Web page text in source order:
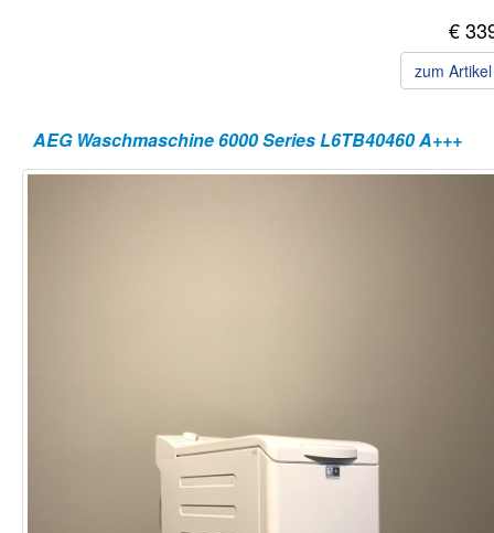
€
zum
AEG Waschmaschine 6000 Series L6TB40460 A+++